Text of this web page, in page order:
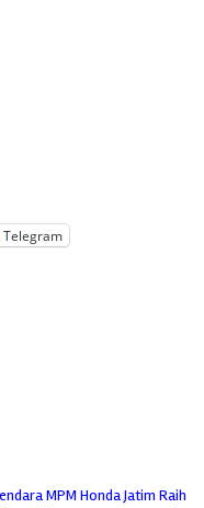
Telegram
MPM Honda Jatim Raih